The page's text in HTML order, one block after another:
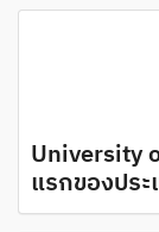
University
แรกของปร